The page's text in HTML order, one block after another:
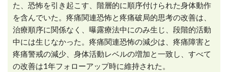
た、恐怖を引き起こす、階層的に順序付けられた身体動作
を含んでいた。疼痛関連恐怖と疼痛破局的思考の改善は、
治療順序に関係なく、曝露療法中にのみ生じ、段階的活動
中には生じなかった。疼痛関連恐怖の減少は、疼痛障害と
疼痛警戒の減少、身体活動レベルの増加と一致し、すべて
の改善は1年フォローアップ時に維持された。